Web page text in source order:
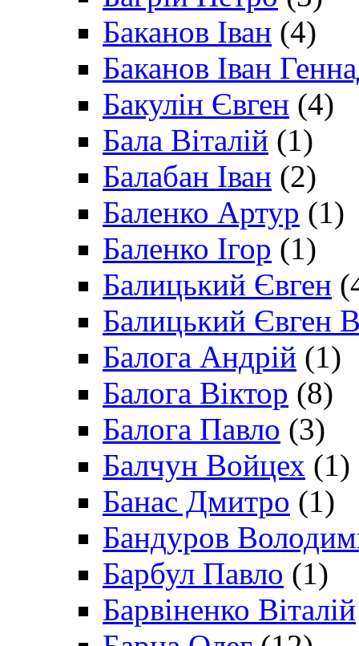
Баканов Іван (4)
Баканов Іван
Бакулін Євген (4)
Бала Віталій (1)
Балабан Іван (2)
Баленко Артур (1)
Баленко Ігор (1)
Балицький Євген
Балицький Євген
Балога Андрій (1)
Балога Віктор (8)
Балога Павло (3)
Балчун Войцех (1)
Банас Дмитро (1)
Бандуров
Барбул Павло (1)
Барвіненко Віталій